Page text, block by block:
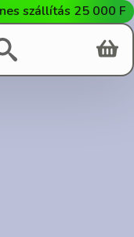
szállítás 25 000 Ft